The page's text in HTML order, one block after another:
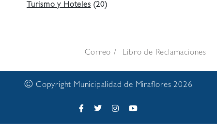
Turismo y Hoteles (20)
Correo Libro de Reclamaciones
© Copyright Municipalidad de Miraflores 2026